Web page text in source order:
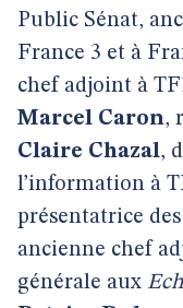
Public Sénat,
France 3 et à
chef adjoint à
Marcel Caron,
Claire Chazal,
l’information à
présentatrice
ancienne chef
générale aux